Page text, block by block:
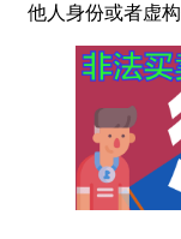
他人身份或者虚